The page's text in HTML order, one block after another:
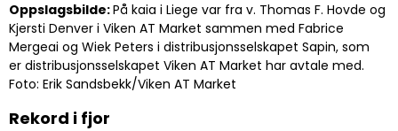
Oppslagsbilde:På kaia i Liege var fra v. Thomas F. Hovde og
Kjersti Denver i Viken AT Market sammen med Fabrice
Mergeai og Wiek Peters i distribusjonsselskapet Sapin, som
er distribusjonsselskapet Viken AT Market har avtale med.
Foto: Erik Sandsbekk/Viken AT Market
Rekord i fjor